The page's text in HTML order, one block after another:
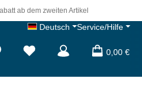
ab dem zweiten Artikel
Deutsch Service/Hilfe
anzeigen 0,00 €